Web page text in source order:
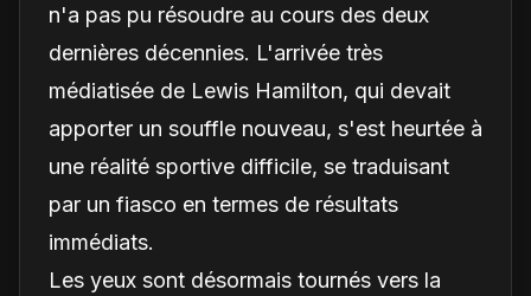
n'a pas pu résoudre au cours des deux
dernières décennies. L'arrivée très
médiatisée de Lewis Hamilton, qui devait
apporter un souffle nouveau, s'est heurtée à
une réalité sportive difficile, se traduisant
par un fiasco en termes de résultats
immédiats.
Les yeux sont désormais tournés vers la